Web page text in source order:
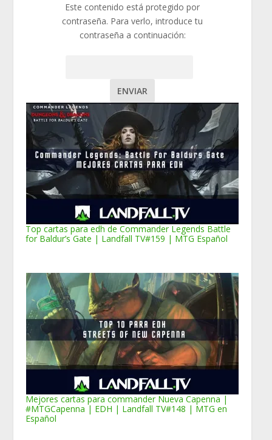
Este contenido está protegido por
contraseña. Para verlo, introduce tu
contraseña a continuación:
Top cartas para edh de Commander Legends Battle
for Baldur’s Gate | Landfall TV#159 | MTG Español
Mejores cartas para commander Nueva Capenna |
#MTGCapenna | EDH | Landfall TV#148 | MTG en
Español